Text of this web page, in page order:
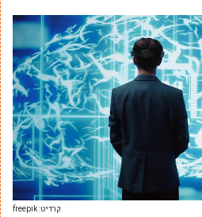
קרדיט: freepik